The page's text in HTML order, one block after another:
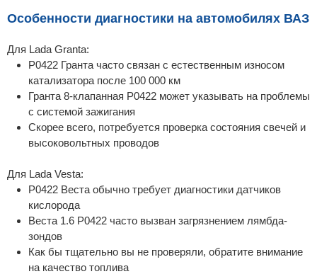
Особенности диагностики на автомобилях ВАЗ
Для Lada Granta:
P0422 Гранта часто связан с естественным износом
катализатора после 100 000 км
Гранта 8-клапанная P0422 может указывать на проблемы
с системой зажигания
Скорее всего, потребуется проверка состояния свечей и
высоковольтных проводов
Для Lada Vesta:
P0422 Веста обычно требует диагностики датчиков
кислорода
Веста 1.6 P0422 часто вызван загрязнением лямбда-
зондов
Как бы тщательно вы не проверяли, обратите внимание
на качество топлива